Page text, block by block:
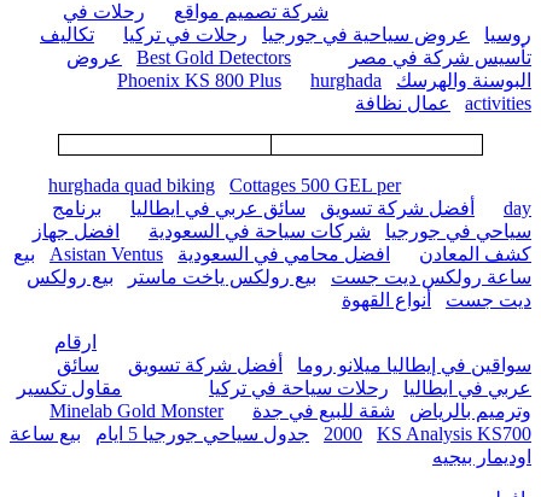
شركة تصميم مواقع
رحلات في
روسيا
عروض سياحية في جورجيا رحلات في تركيا
تكاليف
تأسيس شركة في مصر
Best Gold Detectors
عروض
البوسنة والهرسك
Phoenix KS 800 Plus
hurghada
activities
عمال نظافة
hurghada quad biking
Cottages 500 GEL per
day
أفضل شركة تسويق سائق عربي في ايطاليا
برنامج
سياحي في جورجيا
شركات سياحة في السعودية
افضل جهاز
كشف المعادن
افضل محامي في السعودية Asistan Ventus
بيع
ساعة رولكس ديت جست
بيع رولكس ياخت ماستر
بيع رولكس
ديت جست
أنواع القهوة
ارقام
سواقين في إيطاليا ميلانو روما
أفضل شركة تسويق
سائق
عربي في ايطاليا
رحلات سياحة في تركيا
مقاول تكسير
وترميم بالرياض
شقة للبيع في جدة
Minelab Gold Monster
2000
KS Analysis KS700 جدول سياحي جورجيا 5 ايام
بيع ساعة
اوديمار بيجيه